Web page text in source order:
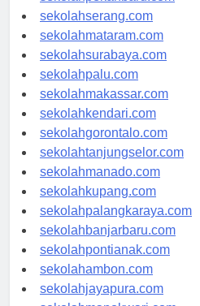
sekolahpekanbaru.com
sekolahserang.com
sekolahmataram.com
sekolahsurabaya.com
sekolahpalu.com
sekolahmakassar.com
sekolahkendari.com
sekolahgorontalo.com
sekolahtanjungselor.com
sekolahmanado.com
sekolahkupang.com
sekolahpalangkaraya.com
sekolahbanjarbaru.com
sekolahpontianak.com
sekolahambon.com
sekolahjayapura.com